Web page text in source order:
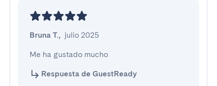
Bruna T., julio 2025
Me ha gustado mucho
Respuesta de GuestReady